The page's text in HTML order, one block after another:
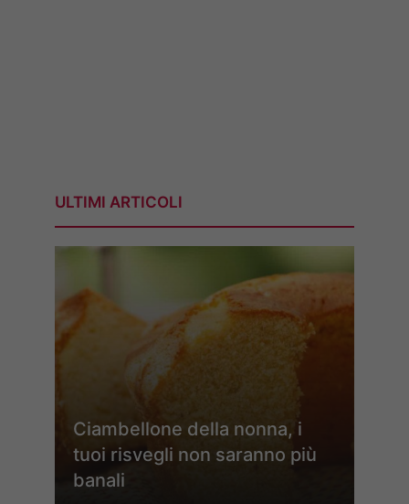
ULTIMI ARTICOLI
Ciambellone della nonna, i
tuoi risvegli non saranno più
banali